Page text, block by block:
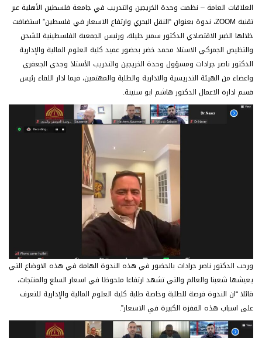
العلاقات العامة – نظمت وحدة الخريجين والتدريب في جامعة فلسطين الأهلية عبر
تقنية ZOOM، ندوة بعنوان “النقل البحري وارتفاع الاسعار في فلسطين” استضافت
خلالها الخبير الاقتصادي الدكتور سمير حليلة، ورئيس الجمعية الفلسطينية للشحن
والتخليص الجمركي الاستاذ محمد خضر بحضور عميد كلية العلوم المالية والإدارية
الدكتور ناصر جرادات ومسؤول وحدة الخريجين والتدريب الأستاذ وجدي الجعفري
واعضاء من الهيئة التدريسية والادارية والطلبة والمهتمين، فيما ادار اللقاء رئيس
قسم ادارة الاعمال الدكتور هاشم ابو سنينة.
ورحب الدكتور ناصر جرادات بالحضور في هذه الندوة الهامة في هذه الاوضاع التي
يعيشها شعبنا والعالم والتي تشهد ارتفاعا ملحوظا في اسعار السلع والمنتجات،
قائلا “ان الندوة فرصة للطلبة وخاصة طلبة كلية العلوم المالية والإدارية للتعرف
على اسباب هذه القفزة الكبيرة في الاسعار”.